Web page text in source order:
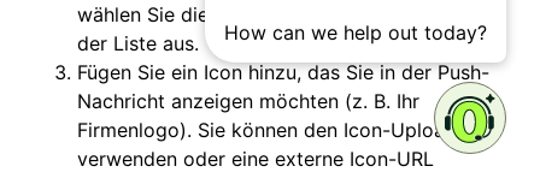
wählen Sie die gewünschte Feldfunktion aus
der Liste aus.
Fügen Sie ein Icon hinzu, das Sie in der Push-
Nachricht anzeigen möchten (z. B. Ihr
Firmenlogo). Sie können den Icon-Upload
verwenden oder eine externe Icon-URL